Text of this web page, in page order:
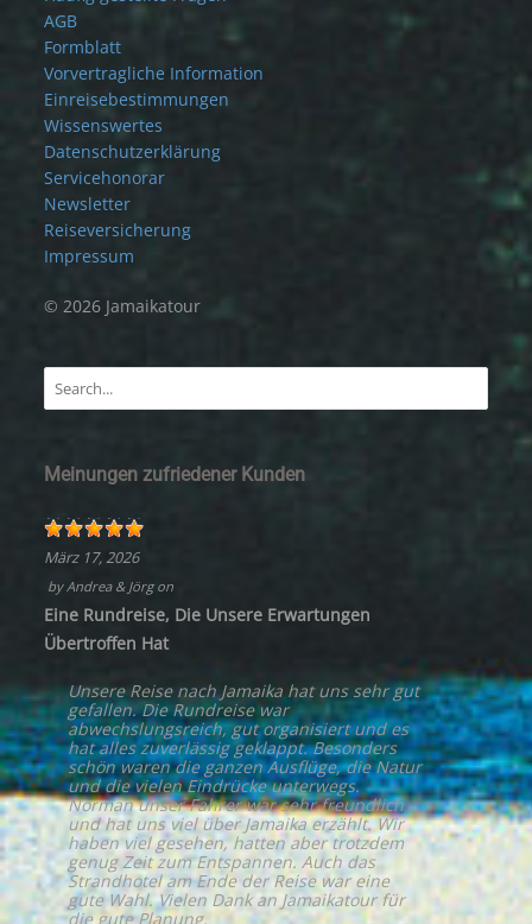
AGB
Formblatt
Vorvertragliche Information
Einreisebestimmungen
Wissenswertes
Datenschutzerklärung
Servicehonorar
Newsletter
Reiseversicherung
Impressum
© 2026 Jamaikatour
Meinungen zufriedener Kunden
März 17, 2026
by Andrea & Jörgon
Eine Rundreise, Die Unsere Erwartungen
Übertroffen Hat
Unsere Reise nach Jamaika hat uns sehr gut
gefallen. Die Rundreise war
abwechslungsreich, gut organisiert und es
hat alles zuverlässig geklappt. Besonders
schön waren die ganzen Ausflüge, die Natur
und die vielen Eindrücke unterwegs.
Norman unser Fahrer war sehr freundlich
und hat uns viel über Jamaika erzählt. Wir
haben viel gesehen, hatten aber trotzdem
genug Zeit zum Entspannen. Auch das
Strandhotel am Ende der Reise war eine
gute Wahl. Vielen Dank an Jamaikatour für
die gute Planung.